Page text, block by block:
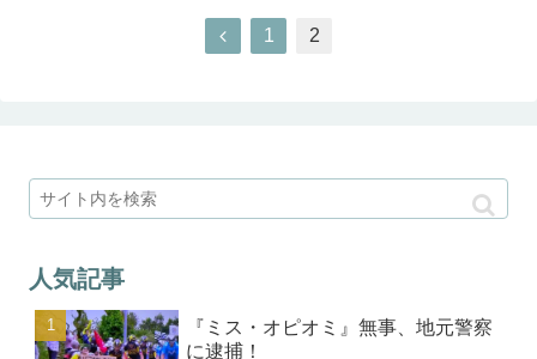
1 2
人気記事
『ミス・オピオミ』無事、地元警察
に逮捕！